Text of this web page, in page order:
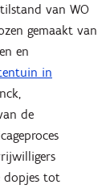
van WO
gemaakt van
en
in
de
dopjes tot